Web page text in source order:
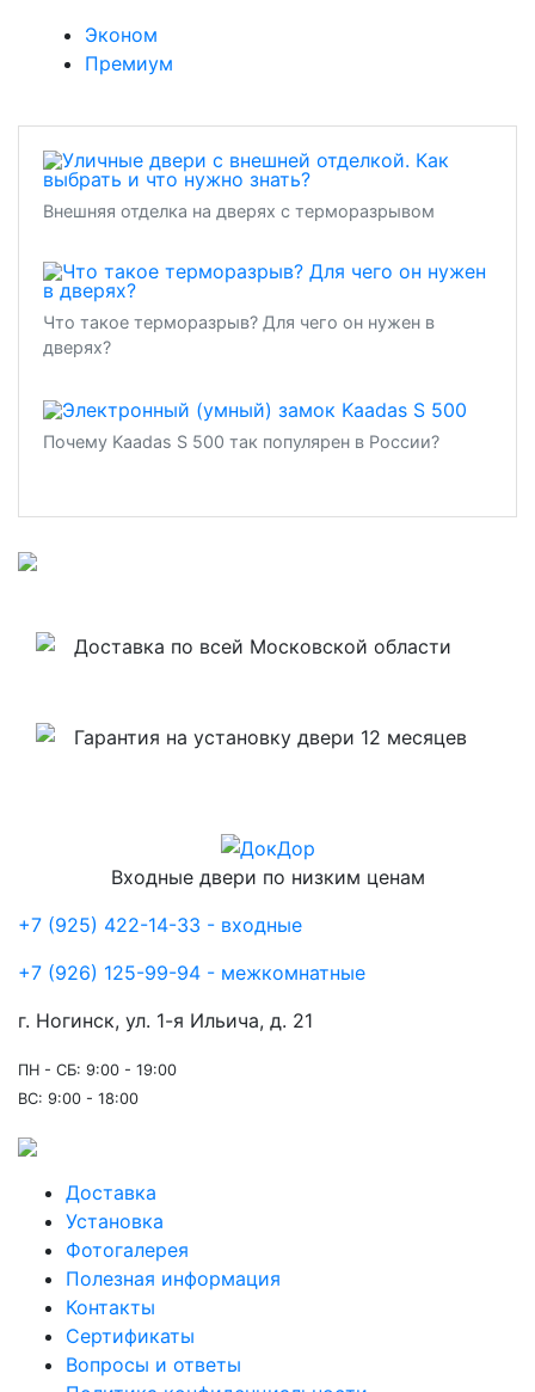
Эконом
Премиум
Внешняя отделка на дверях с терморазрывом
Что такое терморазрыв? Для чего он нужен в
дверях?
Почему Kaadas S 500 так популярен в России?
Доставка по всей Московской области
Гарантия на установку двери 12 месяцев
Входные двери по низким ценам
+7 (925) 422-14-33 - входные
+7 (926) 125-99-94 - межкомнатные
г. Ногинск, ул. 1-я Ильича, д. 21
ПН - СБ: 9:00 - 19:00
ВС: 9:00 - 18:00
Доставка
Установка
Фотогалерея
Полезная информация
Контакты
Сертификаты
Вопросы и ответы